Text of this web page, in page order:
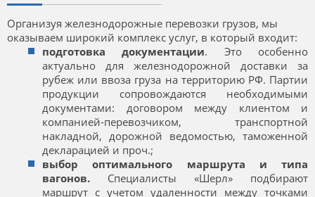
Организуя железнодорожные перевозки грузов, мы
оказываем широкий комплекс услуг, в который входит:
подготовка документации. Это особенно
актуально для железнодорожной доставки за
рубеж или ввоза груза на территорию РФ. Партии
продукции сопровождаются необходимыми
документами: договором между клиентом и
компанией-перевозчиком, транспортной
накладной, дорожной ведомостью, таможенной
декларацией и проч.;
выбор оптимального маршрута и типа
вагонов. Специалисты «Шерл» подбирают
маршрут с учетом удаленности между точками